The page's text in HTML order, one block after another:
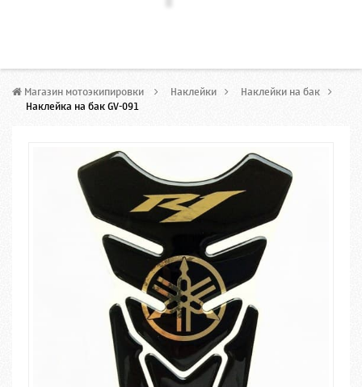
Магазин мотоэкипировки > Наклейки > Наклейки на бак
Наклейка на бак GV-091